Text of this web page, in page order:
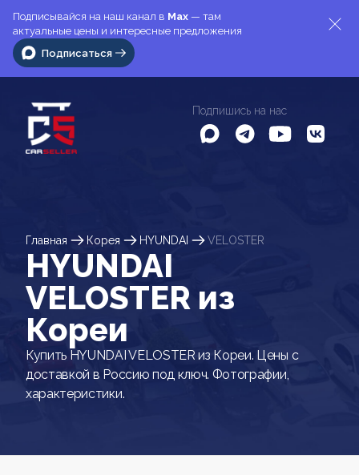
Подписывайся на наш канал в Max — там
актуальные цены и интересные предложения
Подписаться
Подпишись на нас
Главная Корея HYUNDAI VELOSTER
HYUNDAI
VELOSTER из
Кореи
Купить HYUNDAI VELOSTER из Кореи. Цены с
доставкой в Россию под ключ. Фотографии,
характеристики.